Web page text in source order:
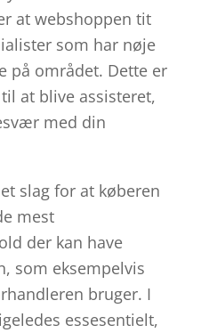
at webshoppen tit
som har nøje
på området. Dette er
at blive assisteret,
med din
slag for at køberen
mest
der kan have
som eksempelvis
bruger. I
essesentielt,